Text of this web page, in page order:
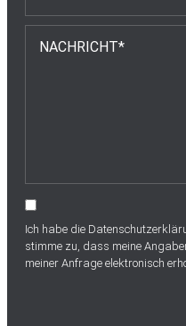
Ich habe die
stimme zu, dass meine
meiner Anfrage elektronisch